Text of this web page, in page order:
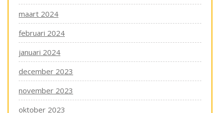
maart 2024
februari 2024
januari 2024
december 2023
november 2023
oktober 2023